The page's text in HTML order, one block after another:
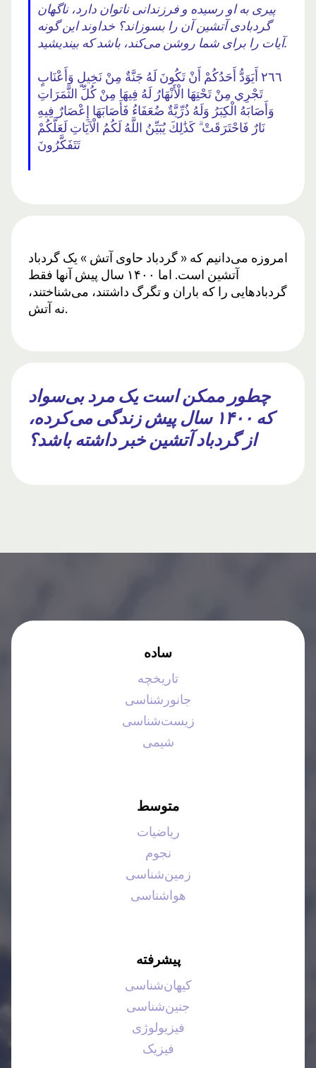
پیری به او رسیده و فرزندانی ناتوان دارد، ناگهان
گردبادی آتشین آن را بسوزاند؟ خداوند این گونه
آیات را برای شما روشن می‌کند، باشد که بیندیشید.
٢٦٦ أَيَوَدُّ أَحَدُكُمْ أَنْ تَكُونَ لَهُ جَنَّةٌ مِنْ نَخِيلٍ وَأَعْنَابٍ
تَجْرِي مِنْ تَحْتِهَا الْأَنْهَارُ لَهُ فِيهَا مِنْ كُلِّ الثَّمَرَاتِ
وَأَصَابَهُ الْكِبَرُ وَلَهُ ذُرِّيَّةٌ ضُعَفَاءُ فَأَصَابَهَا إِعْصَارٌ فِيهِ
نَارٌ فَاحْتَرَقَتْ ۗ كَذَٰلِكَ يُبَيِّنُ اللَّهُ لَكُمُ الْآيَاتِ لَعَلَّكُمْ
تَتَفَكَّرُونَ
امروزه می‌دانیم که « گردباد حاوی آتش » یک گردباد
آتشین است. اما ۱۴۰۰ سال پیش آنها فقط
گردبادهایی را که باران و تگرگ داشتند، می‌شناختند،
نه آتش.
چطور ممکن است یک مرد بی‌سواد
که ۱۴۰۰ سال پیش زندگی می‌کرده،
از گردباد آتشین خبر داشته باشد؟
ساده
تاریخچه
جانورشناسی
زیست‌شناسی
شیمی
متوسط
ریاضیات
نجوم
زمین‌شناسی
هواشناسی
پیشرفته
کیهان‌شناسی
جنین‌شناسی
فیزیولوژی
فیزیک